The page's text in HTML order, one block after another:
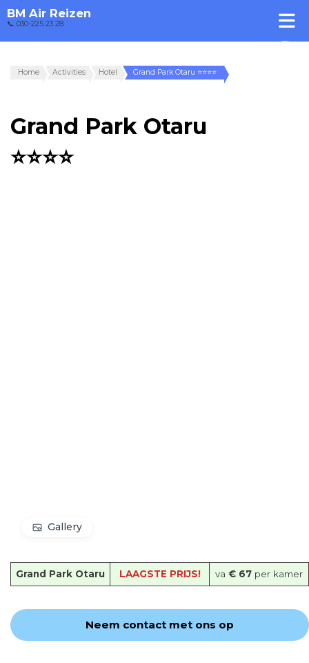
BM Air Reizen
📞 030-225 23 28
Home Activities Hotel Grand Park Otaru ⭐⭐⭐⭐
Grand Park Otaru
⭐⭐⭐⭐
Gallery
Grand Park Otaru LAAGSTE PRIJS! va € 67 per kamer
Neem contact met ons op